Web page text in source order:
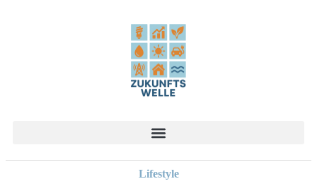
Lifestyle